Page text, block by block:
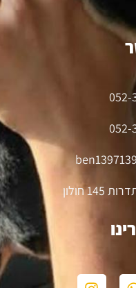
052-
052-
חולון